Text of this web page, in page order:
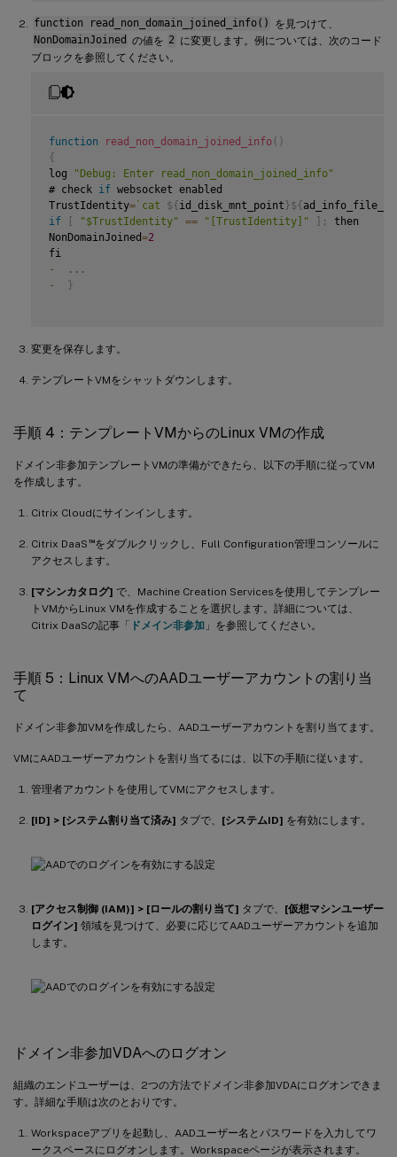
function read_non_domain_joined_info()
を見つけて、
NonDomainJoined の値を 2 に変更します。例については、次のコード
ブロックを参照してください。
function read_non_domain_joined_info ( )
{
log
"Debug: Enter read_non_domain_joined_info"
# check if websocket enabled
TrustIdentity=` cat ${id_disk_mnt_point}${
if
[ "$TrustIdentity" == "[TrustIdentity]" ] ;
then
NonDomainJoined=2
-
...
-
}
変更を保存します。
テンプレートVMをシャットダウンします。
手順 4：テンプレートVMからのLinux VMの作成
ドメイン非参加テンプレートVMの準備ができたら、以下の手順に従ってVM
を作成します。
Citrix Cloudにサインインします。
Citrix DaaS ™をダブルクリックし、Full Configuration管理コンソールに
アクセスします。
[マシンカタログ] で、Machine Creation Servicesを使用してテンプレー
トVMからLinux VMを作成することを選択します。詳細については、
Citrix DaaSの記事「 ドメイン非参加 」を参照してください。
手順 5：Linux VMへのAADユーザーアカウントの割り当
て
ドメイン非参加VMを作成したら、AADユーザーアカウントを割り当てます。
VMにAADユーザーアカウントを割り当てるには、以下の手順に従います。
管理者アカウントを使用してVMにアクセスします。
[ID] > [システム割り当て済み] タブで、 [システムID] を有効にします。
[アクセス制御 (IAM)] > [ロールの割り当て] タブで、 [仮想マシンユーザー
ログイン] 領域を見つけて、必要に応じてAADユーザーアカウントを追加
します。
ドメイン非参加VDAへのログオン
組織のエンドユーザーは、2つの方法でドメイン非参加VDAにログオンできま
す。詳細な手順は次のとおりです。
Workspaceアプリを起動し、AADユーザー名とパスワードを入力してワ
ークスペースにログオンします。Workspaceページが表示されます。